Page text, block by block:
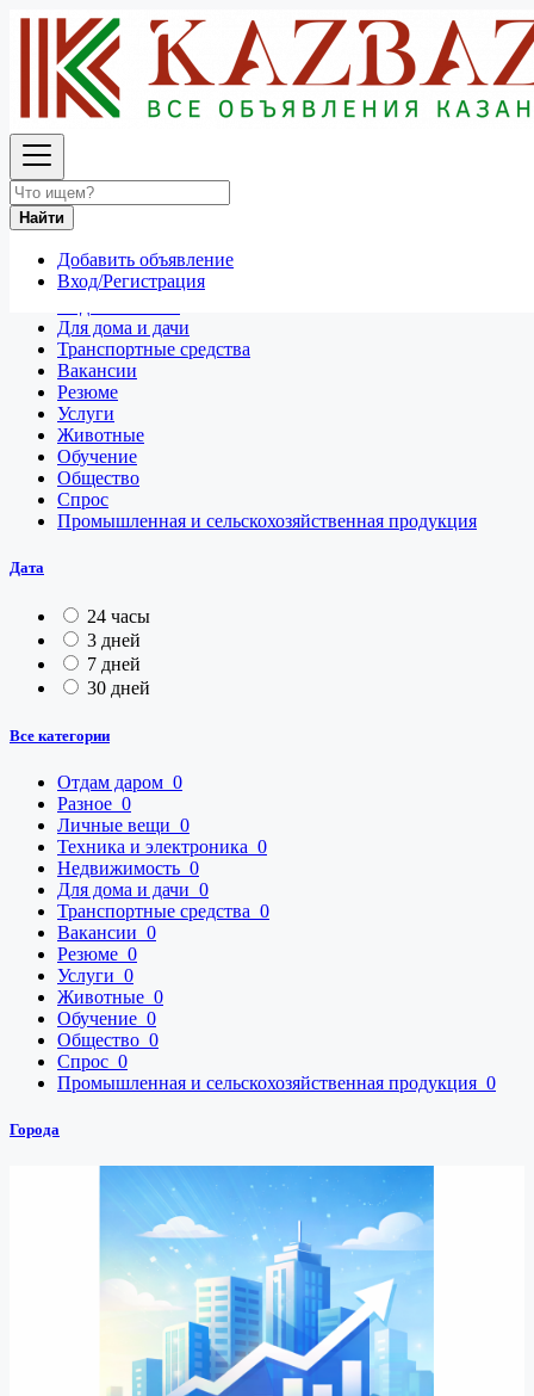
Найти
Добавить объявление
Вход/Регистрация
Хабаровск Второй
Отдам даром
Личные вещи
Техника и электроника
Для дома и дачи
Транспортные средства
Вакансии
Резюме
Услуги
Животные
Обучение
Общество
Спрос
Промышленная и сельскохозяйственная продукция
Дата
24 часы
3 дней
7 дней
30 дней
Все категории
Отдам даром 0
Разное 0
Личные вещи 0
Техника и электроника 0
Недвижимость 0
Для дома и дачи 0
Транспортные средства 0
Вакансии 0
Резюме 0
Услуги 0
Животные 0
Обучение 0
Общество 0
Спрос 0
Промышленная и сельскохозяйственная продукция 0
Города